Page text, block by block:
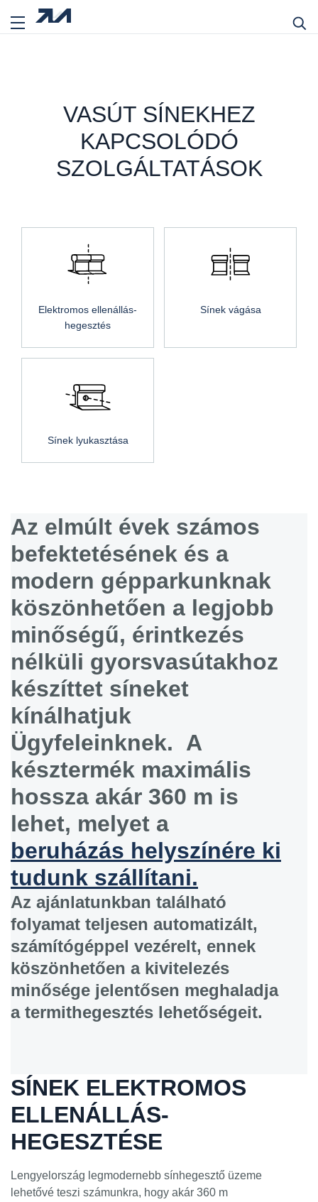
VASÚT SÍNEKHEZ
KAPCSOLÓDÓ
SZOLGÁLTATÁSOK
Elektromos ellenállás-
hegesztés
Sínek vágása
Sínek lyukasztása
Az elmúlt évek számos
befektetésének és a
modern gépparkunknak
köszönhetően a legjobb
minőségű, érintkezés
nélküli gyorsvasútakhoz
készíttet síneket
kínálhatjuk
Ügyfeleinknek. A
késztermék maximális
hossza akár 360 m is
lehet, melyet a
beruházás helyszínére ki
tudunk szállítani.
Az ajánlatunkban található
folyamat teljesen automatizált,
számítógéppel vezérelt, ennek
köszönhetően a kivitelezés
minősége jelentősen meghaladja
a termithegesztés lehetőségeit.
SÍNEK ELEKTROMOS
ELLENÁLLÁS-
HEGESZTÉSE
Lengyelország legmodernebb sínhegesztő üzeme
lehetővé teszi számunkra, hogy akár 360 m